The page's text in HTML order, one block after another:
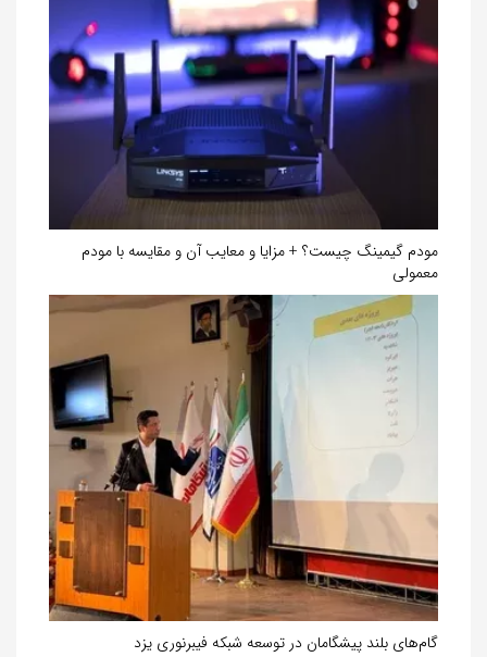
مودم گیمینگ چیست؟ + مزایا و معایب آن و مقایسه با مودم
معمولی
گام‌های بلند پیشگامان در توسعه شبکه فیبرنوری یزد